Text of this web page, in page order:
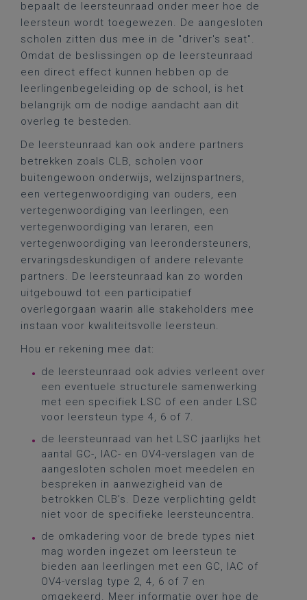
bepaalt de leersteunraad onder meer hoe de
leersteun wordt toegewezen. De aangesloten
scholen zitten dus mee in de "driver's seat".
Omdat de beslissingen op de leersteunraad
een direct effect kunnen hebben op de
leerlingenbegeleiding op de school, is het
belangrijk om de nodige aandacht aan dit
overleg te besteden.
De leersteunraad kan ook andere partners
betrekken zoals CLB, scholen voor
buitengewoon onderwijs, welzijnspartners,
een vertegenwoordiging van ouders, een
vertegenwoordiging van leerlingen, een
vertegenwoordiging van leraren, een
vertegenwoordiging van leerondersteuners,
ervaringsdeskundigen of andere relevante
partners. De leersteunraad kan zo worden
uitgebouwd tot een participatief
overlegorgaan waarin alle stakeholders mee
instaan voor kwaliteitsvolle leersteun.
Hou er rekening mee dat:
de leersteunraad ook advies verleent over
een eventuele structurele samenwerking
met een specifiek LSC of een ander LSC
voor leersteun type 4, 6 of 7.
de leersteunraad van het LSC jaarlijks het
aantal GC-, IAC- en OV4-verslagen van de
aangesloten scholen moet meedelen en
bespreken in aanwezigheid van de
betrokken CLB’s. Deze verplichting geldt
niet voor de specifieke leersteuncentra.
de omkadering voor de brede types niet
mag worden ingezet om leersteun te
bieden aan leerlingen met een GC, IAC of
OV4-verslag type 2, 4, 6 of 7 en
omgekeerd. Meer informatie over hoe de